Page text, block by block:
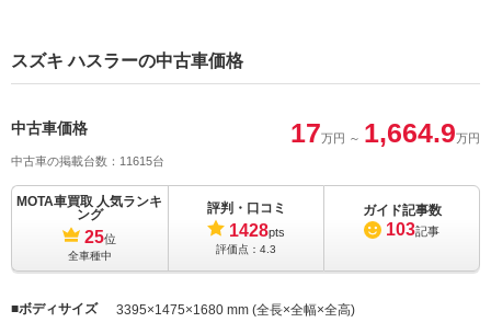
4WD Jスタイルターボ 42.2万円 ～ 127.5万円
4WD Jターボ 31.1万円 ～ 125.1万円
MOTA
車買取査定
16.3万円 ～ 89.1万円
MOTA
車買取査定
に申込む
4WD Xターボ 16.3万円 ～ 89.1万円
スズキ ハスラーの中古車価格
中古車価格 17万円 ～ 1,664.9万円
中古車の掲載台数：11615台
MOTA車買取 人気ランキ
ング
25位
全車種中
評判・口コミ
1428pts
評価点： 4.3
ガイド記事数
103記事
ボディサイズ 3395×1475×1680 mm (全長×全幅×全高)